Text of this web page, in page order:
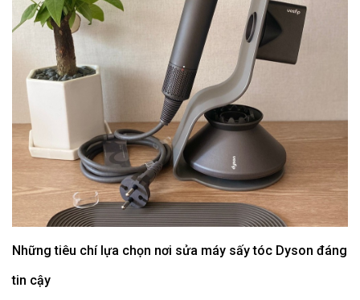
Những tiêu chí lựa chọn nơi sửa máy sấy tóc Dyson đáng
tin cậy